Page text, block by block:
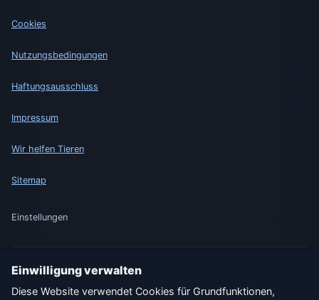
Cookies
Nutzungsbedingungen
Haftungsausschluss
Impressum
Wir helfen Tieren
Sitemap
Einstellungen
🇩🇪 Wetter Deutschland
Einwilligung verwalten
Diese Website verwendet Cookies für Grundfunktionen,